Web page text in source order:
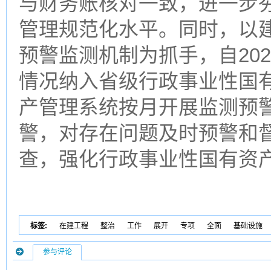
管理规范化水平。同时，以
预警监测机制为抓手，自
情况纳入省级行政事业性国
产管理系统按月开展监测预
警，对存在问题及时预警和
查，强化行政事业性国有资
标签: 在建工程 整治 工作 展开 专项 全面 基础设施
参与评论